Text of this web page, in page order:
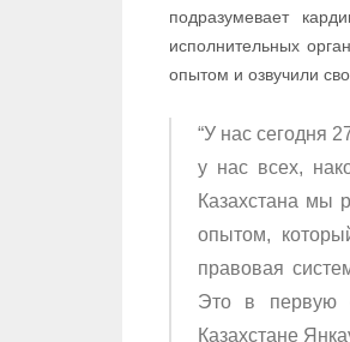
подразумевает
исполнительных
опытом и озвучили
“У нас сегодня
у нас всех,
Казахстана мы
опытом,
правовая
Это в первую
Казахстане